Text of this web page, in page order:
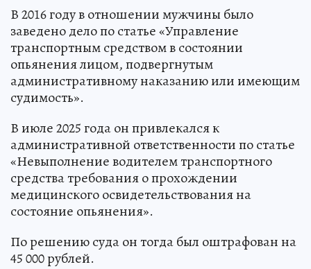
В 2016 году в отношении мужчины было
заведено дело по статье «Управление
транспортным средством в состоянии
опьянения лицом, подвергнутым
административному наказанию или имеющим
судимость».
В июле 2025 года он привлекался к
административной ответственности по статье
«Невыполнение водителем транспортного
средства требования о прохождении
медицинского освидетельствования на
состояние опьянения».
По решению суда он тогда был оштрафован на
45 000 рублей.